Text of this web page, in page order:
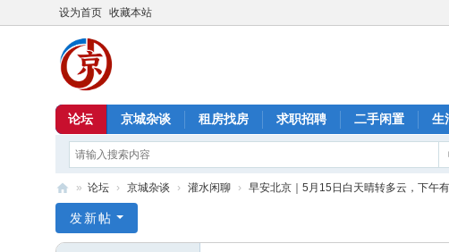
设为首页 收藏本站
论坛 京城杂谈 租房找房 求职招聘 二手闲置 生
京
» 论坛 › 京城杂谈 › 灌水闲聊 › 早安北京｜5月15日白天晴转多云，下午
发新帖